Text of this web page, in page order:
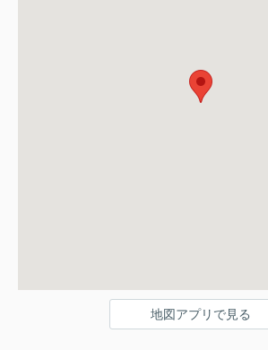
地図アプリで見る